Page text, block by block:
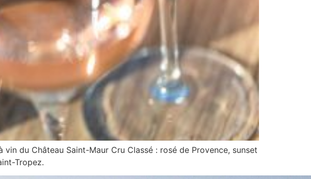
du Château Saint-Maur Cru Classé : rosé de Provence, sunset
Tropez.